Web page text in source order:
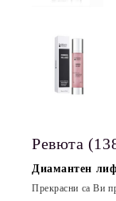
Ревюта
Диамантен
Прекрасни са Ви